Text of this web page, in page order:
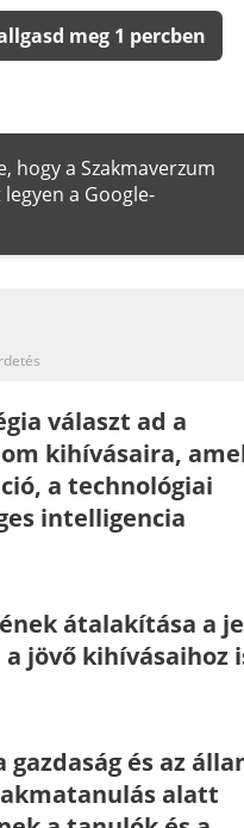
meg 1 percben
hogy a Szakmaverzum
a Google-
választ ad a
kihívásaira,
a technológiai
intelligencia
átalakítása a
jövő kihívásaihoz
gazdaság és az
alatt